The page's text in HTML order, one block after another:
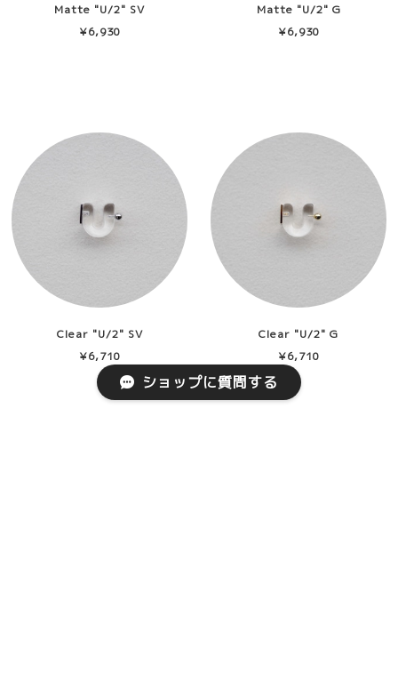
Matte "U/2" SV
¥6,930
Matte "U/2" G
¥6,930
Clear "U/2" SV
¥6,710
Clear "U/2" G
¥6,710
ショップに質問する